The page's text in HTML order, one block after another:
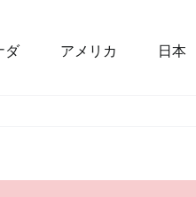
ダ アメリカ 日本